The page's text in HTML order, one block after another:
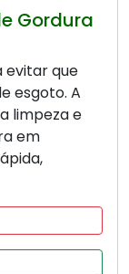
Gordura
evitar que
esgoto. A
limpeza e
em